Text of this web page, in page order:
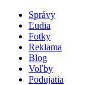
Správy
Ľudia
Fotky
Reklama
Blog
Voľby
Podujatia